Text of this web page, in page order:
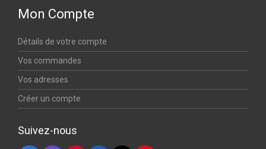
Mon Compte
Détails de votre compte
Vos commandes
Vos adresses
Créer un compte
Suivez-nous